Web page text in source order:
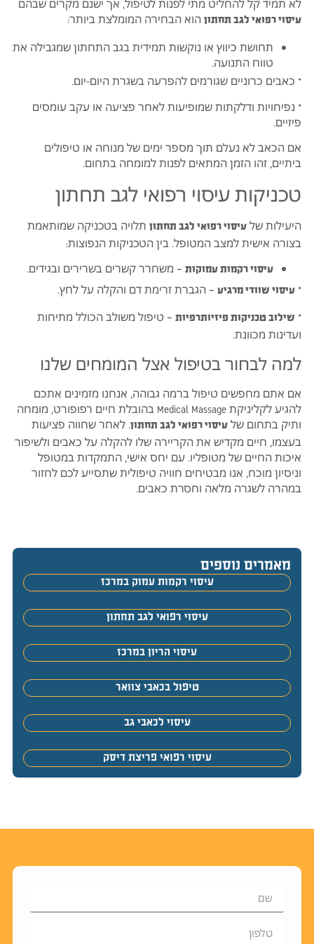
לא תמיד קל להחליט מתי לפנות לטיפול, אך ישנם מקרים שבהם
עיסוי רפואי לגב תחתוןהוא הבחירה המומלצת ביותר:
תחושת כיווץ או נוקשות תמידית בגב התחתון שמגבילה את
טווח התנועה.
* כאבים כרוניים שגורמים להפרעה בשגרת היום-יום.
* נפיחויות ודלקתות שמופיעות לאחר פציעה או עקב עומסים
פיזיים.
אם הכאב לא נעלם תוך מספר ימים של מנוחה או טיפולים
ביתיים, זהו הזמן המתאים לפנות למומחה בתחום.
טכניקות עיסוי רפואי לגב תחתון
היעילות של עיסוי רפואי לגב תחתוןתלויה בטכניקה שמותאמת
בצורה אישית למצב המטופל. בין הטכניקות הנפוצות:
עיסוי רקמות עמוקות– משחרר קשרים בשרירים ובגידים.
* עיסוי שוודי מרגיע– הגברת זרימת דם והקלה על לחץ.
* שילוב טכניקות פיזיותרפיות– טיפול משולב הכולל מתיחות
ועדינות מכוונת.
למה לבחור בטיפול אצל המומחים שלנו
אם אתם מחפשים טיפול ברמה גבוהה, אנחנו מזמינים אתכם
להגיע לקליניקת Medical Massage בהובלת חיים רפופורט, מומחה
ותיק בתחום של עיסוי רפואי לגב תחתון. לאחר שחווה פציעות
בעצמו, חיים מקדיש את הקריירה שלו להקלה על כאבים ולשיפור
איכות החיים של מטופליו. עם יחס אישי, התמקדות במטופל
וניסיון מוכח, אנו מבטיחים חוויה טיפולית שתסייע לכם לחזור
במהרה לשגרה מלאה וחסרת כאבים.
מאמרים נוספים
עיסוי רקמות עמוק במרכז
עיסוי רפואי לגב תחתון
עיסוי הריון במרכז
טיפול בכאבי צוואר
עיסוי לכאבי גב
עיסוי רפואי פריצת דיסק